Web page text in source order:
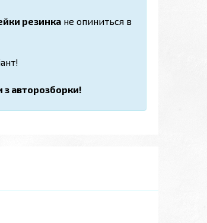
резинка не опиниться в
з авторозборки!